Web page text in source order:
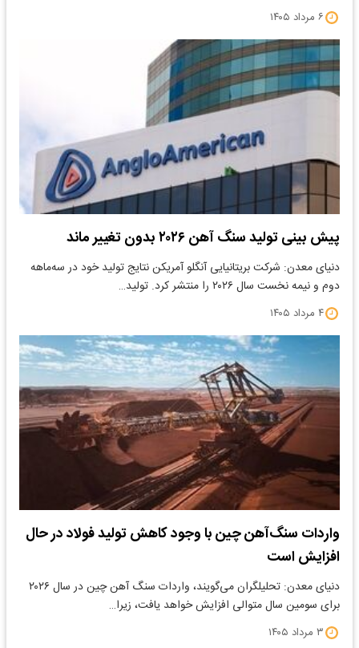
۶ مرداد ۱۴۰۵
پیش بینی تولید سنگ آهن ۲۰۲۶ بدون تغییر ماند
دنیای معدن: شرکت بریتانیایی آنگلو آمریکن نتایج تولید خود در سه‌ماهه
دوم و نیمه نخست سال ۲۰۲۶ را منتشر کرد. تولید…
۴ مرداد ۱۴۰۵
واردات سنگ‌آهن چین با وجود کاهش تولید فولاد در حال
افزایش است
دنیای معدن: تحلیلگران می‌گویند، واردات سنگ آهن چین در سال ۲۰۲۶
برای سومین سال متوالی افزایش خواهد یافت، زیرا…
۳ مرداد ۱۴۰۵